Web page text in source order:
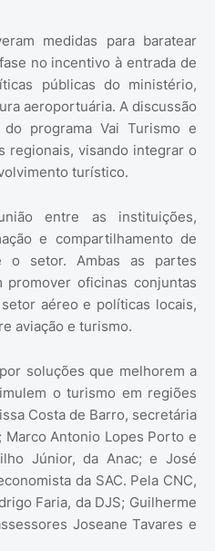
medidas para baratear
no incentivo à entrada de
públicas do ministério,
aeroportuária. A discussão
programa Vai Turismo e
regionais, visando integrar o
turístico.
entre as instituições,
e compartilhamento de
o setor. Ambas as partes
promover oficinas conjuntas
aéreo e políticas locais,
aviação e turismo.
soluções que melhorem a
o turismo em regiões
Costa de Barro, secretária
Marco Antonio Lopes Porto e
Júnior, da Anac; e José
da SAC. Pela CNC,
Faria, da DJS; Guilherme
Joseane Tavares e